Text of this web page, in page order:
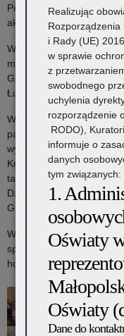
Pendereckiego w
akademicki 2025/2026.
W wydarzeniu
małopolski Krzysztof Jan
Gabriela Olszowska oraz
Łukasz Smółka.
W trakcie trwania
państwowe. Prezydent
wyróżniającym się
Krzyż Kawalerski Orderu
także Medale za
Dziedzictwa Narodowego
Gloria Artis, a także
Wykład inauguracyjny pt.
społecznych” wygłosił
honorowy Uniwersytetu
osób
w
spektrum
autyzmu”
Realizując
i Rady (UE)
w sprawie
z
swobodnego
uchylenia
rozporządzenie
RODO),
informuje o
danych
tym związanych:
1.
Oświaty
Oświaty
Dane do